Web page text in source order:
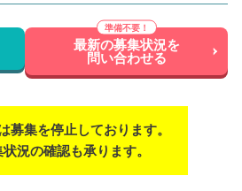
最新の募集状況を
問い合わせる
募集を停止しております。
況の確認も承ります。